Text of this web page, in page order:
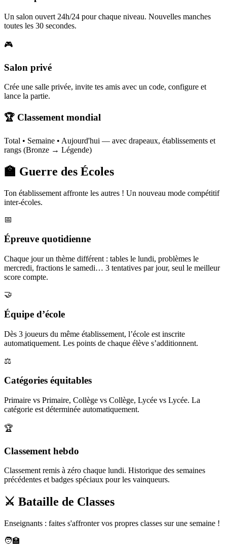
Un salon ouvert 24h/24 pour chaque niveau. Nouvelles manches
toutes les 30 secondes.
🎮
Salon privé
Crée une salle privée, invite tes amis avec un code, configure et
lance la partie.
🏆 Classement mondial
Total • Semaine • Aujourd'hui — avec drapeaux, établissements et
rangs (Bronze → Légende)
🏫 Guerre des Écoles
Ton établissement affronte les autres ! Un nouveau mode compétitif
inter-écoles.
📅
Épreuve quotidienne
Chaque jour un thème différent : tables le lundi, problèmes le
mercredi, fractions le samedi… 3 tentatives par jour, seul le meilleur
score compte.
🤝
Équipe d’école
Dès 3 joueurs du même établissement, l’école est inscrite
automatiquement. Les points de chaque élève s’additionnent.
⚖️
Catégories équitables
Primaire vs Primaire, Collège vs Collège, Lycée vs Lycée. La
catégorie est déterminée automatiquement.
🏆
Classement hebdo
Classement remis à zéro chaque lundi. Historique des semaines
précédentes et badges spéciaux pour les vainqueurs.
⚔️ Bataille de Classes
Enseignants : faites s'affronter vos propres classes sur une semaine !
🧑‍🏫